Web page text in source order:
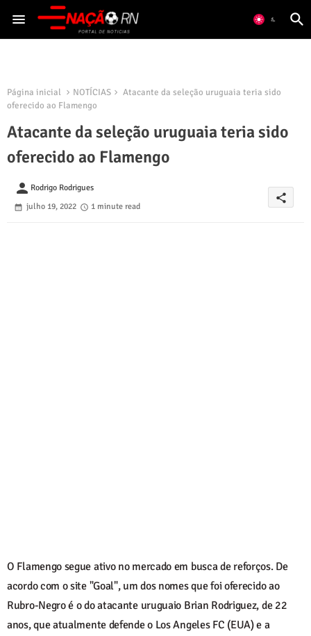
Página inicial NOTÍCIAS
Atacante da seleção uruguaia teria sido
oferecido ao Flamengo
Atacante da seleção uruguaia teria sido
oferecido ao Flamengo
person Rodrigo Rodrigues
julho 19, 2022
1 minute read
share
O Flamengo segue ativo no mercado em busca de reforços. De
acordo com o site "Goal", um dos nomes que foi oferecido ao
Rubro-Negro é o do atacante uruguaio Brian Rodriguez, de 22
anos, que atualmente defende o Los Angeles FC (EUA) e a